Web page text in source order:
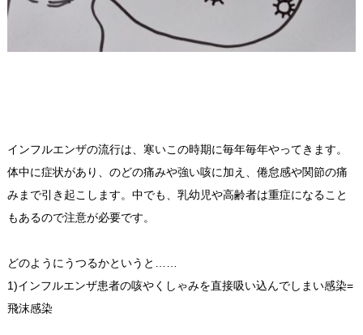
インフルエンザの流行は、寒いこの時期に毎年毎年やってきます。
体中に症状があり、のどの痛みや強い咳に加え、倦怠感や関節の痛
みまで引き起こします。中でも、乳幼児や高齢者は重症になること
もあるので注意が必要です。
どのようにうつるかというと……
1)インフルエンザ患者の咳やくしゃみを直接吸い込んでしまい感染=
飛沫感染